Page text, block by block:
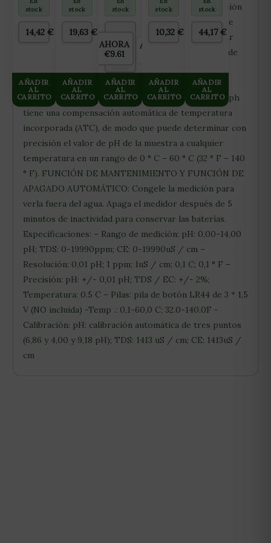
AUTOMÁTICA: El medidor de pH EZ tiene una función
de compensación automática de temperatura que se
ajusta a la temperatura y la calidad del agua para dar
lecturas de pH casi instantáneamente. Además, puede
utilizando el polvo tampón EZ. COMPENSACIÓN
AUTOMÁTICA DE TEMPERATURA: El medidor de ph
tiene una compensación automática de temperatura
incorporada (ATC), de modo que puede determinar con
precisión el valor de pH de la muestra a cualquier
temperatura en un rango de 0 ° C – 60 ° C (32 ° F – 140
° F). FUNCIÓN DE MANTENIMIENTO Y FUNCIÓN DE
APAGADO AUTOMÁTICO: Congele la medición para
verla fuera del agua. Apaga el medidor después de 5
minutos de inactividad para conservar las baterías.
Especificaciones: – Rango de medición: pH: 0,00-14,00
pH; TDS: 0-19990ppm; CE: 0-19990uS / cm –
Resolución: 0,01 pH; 1 ppm; 1uS / cm; 0,1 C; 0,1 ° F –
Precisión: pH: +/- 0,01 pH; TDS / EC: +/- 2%;
Temperatura: 0.5 C – Pilas: pila de botón LR44 de 3 * 1,5
V (NO incluida) -Temp .: 0,1-60,0 C; 32.0-140.0F -
Calibración: pH: calibración automática de tres puntos
(6,86 y 4,00 y 9,18 pH); TDS: 1413 uS / cm; CE: 1413uS /
cm
PEBLES
(ARCILLA
EXPANDIDA
stock
14,42 €
AÑADIR
AL
CARRITO
CON
105L
stock
19,63 €
AÑADIR
AL
CARRITO
50L
stock
AHORA
€9.61
AHORRAS
AÑADIR
AL
CARRITO
50L
stock
10,32 €
AÑADIR
AL
CARRITO
stock
44,17€
AÑADIR
AL
CARRITO